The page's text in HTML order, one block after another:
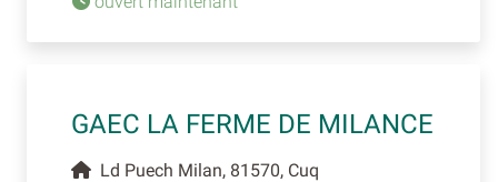
GAEC LA FERME DE MILANCE
Ld Puech Milan, 81570, Cuq